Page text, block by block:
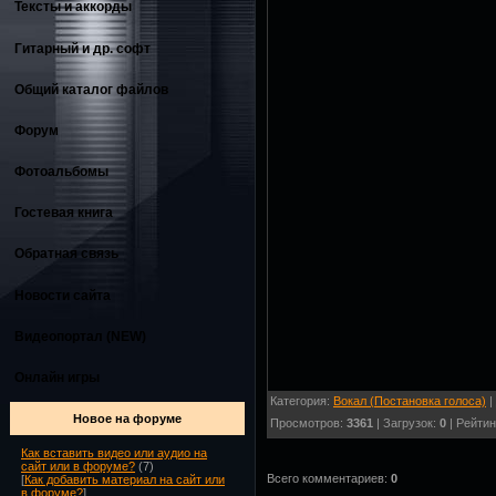
Тексты и аккорды
Гитарный и др. софт
Общий каталог файлов
Форум
Фотоальбомы
Гостевая книга
Обратная связь
Новости сайта
Новое на форуме
Как вставить видео или аудио на
сайт или в форуме? (7)
[Как добавить материал на сайт или
в форуме?]
Категория: Вокал (Постановка голоса) |
Просмотров: 3361 | Загрузок: 0 |
Всего комментариев: 0